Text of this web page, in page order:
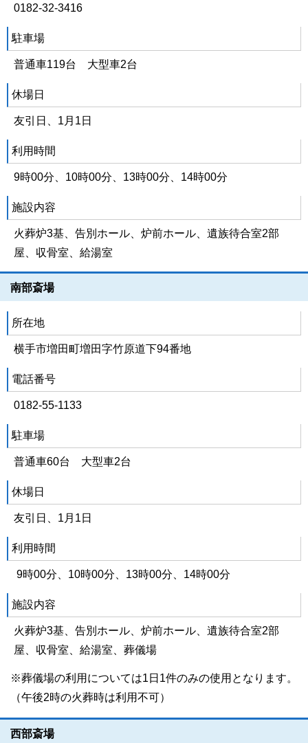
0182-32-3416
駐車場
普通車119台 大型車2台
休場日
友引日、1月1日
利用時間
9時00分、10時00分、13時00分、14時00分
施設内容
火葬炉3基、告別ホール、炉前ホール、遺族待合室2部
屋、収骨室、給湯室
南部斎場
所在地
横手市増田町増田字竹原道下94番地
電話番号
0182-55-1133
駐車場
普通車60台 大型車2台
休場日
友引日、1月1日
利用時間
9時00分、10時00分、13時00分、14時00分
施設内容
火葬炉3基、告別ホール、炉前ホール、遺族待合室2部
屋、収骨室、給湯室、葬儀場
※葬儀場の利用については1日1件のみの使用となります。
（午後2時の火葬時は利用不可）
西部斎場